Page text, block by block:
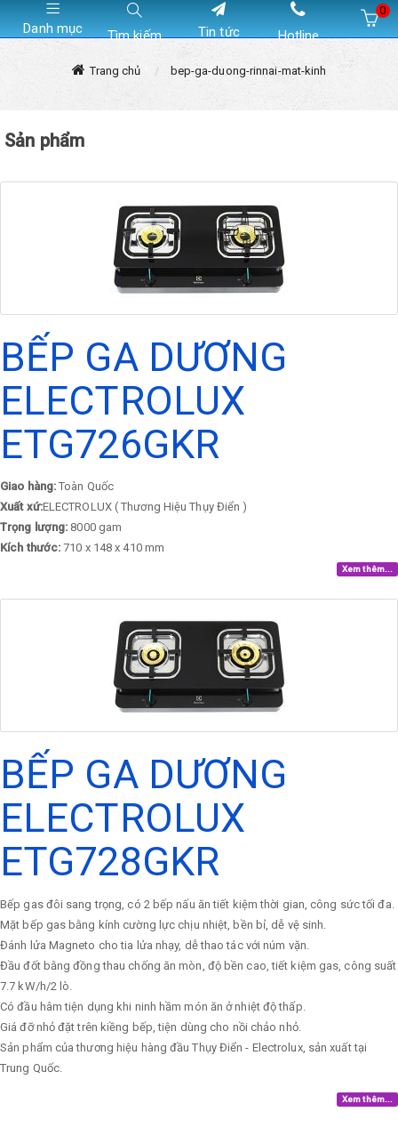
Danh mục Tìm kiếm Tin tức Hotline
0
Trang chủ bep-ga-duong-rinnai-mat-kinh
Sản phẩm
BẾP GA DƯƠNG
ELECTROLUX
ETG726GKR
Giao hàng: Toàn Quốc
Xuất xứ:ELECTROLUX ( Thương Hiệu Thụy Điển )
Trọng lượng: 8000 gam
Kích thước: 710 x 148 x 410 mm
Xem thêm...
BẾP GA DƯƠNG
ELECTROLUX
ETG728GKR
Bếp gas đôi sang trọng, có 2 bếp nấu ăn tiết kiệm thời gian, công sức tối đa.
Mặt bếp gas bằng kính cường lực chịu nhiệt, bền bỉ, dễ vệ sinh.
Đánh lửa Magneto cho tia lửa nhạy, dễ thao tác với núm vặn.
Đầu đốt bằng đồng thau chống ăn mòn, độ bền cao, tiết kiệm gas, công suất
7.7 kW/h/2 lò.
Có đầu hâm tiện dụng khi ninh hầm món ăn ở nhiệt độ thấp.
Giá đỡ nhỏ đặt trên kiềng bếp, tiện dùng cho nồi chảo nhỏ.
Sản phẩm của thương hiệu hàng đầu Thụy Điển - Electrolux, sản xuất tại
Trung Quốc.
Xem thêm...